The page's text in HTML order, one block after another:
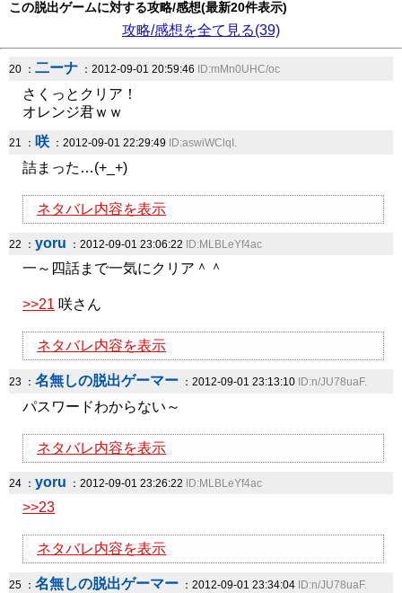
この脱出ゲームに対する攻略/感想(最新20件表示)
攻略/感想を全て見る(39)
20 ： 二ーナ ：2012-09-01 20:59:46 ID:mMn0UHC/oc
さくっとクリア！
オレンジ君ｗｗ
21 ： 咲 ：2012-09-01 22:29:49 ID:aswiWClqI.
詰まった…(+_+)
ネタバレ内容を表示
22 ： yoru ：2012-09-01 23:06:22 ID:MLBLeYf4ac
一～四話まで一気にクリア＾＾
>>21 咲さん
ネタバレ内容を表示
23 ： 名無しの脱出ゲーマー ：2012-09-01 23:13:10 ID:n/JU78uaF.
パスワードわからない～
ネタバレ内容を表示
24 ： yoru ：2012-09-01 23:26:22 ID:MLBLeYf4ac
>>23
ネタバレ内容を表示
25 ： 名無しの脱出ゲーマー ：2012-09-01 23:34:04 ID:n/JU78uaF.